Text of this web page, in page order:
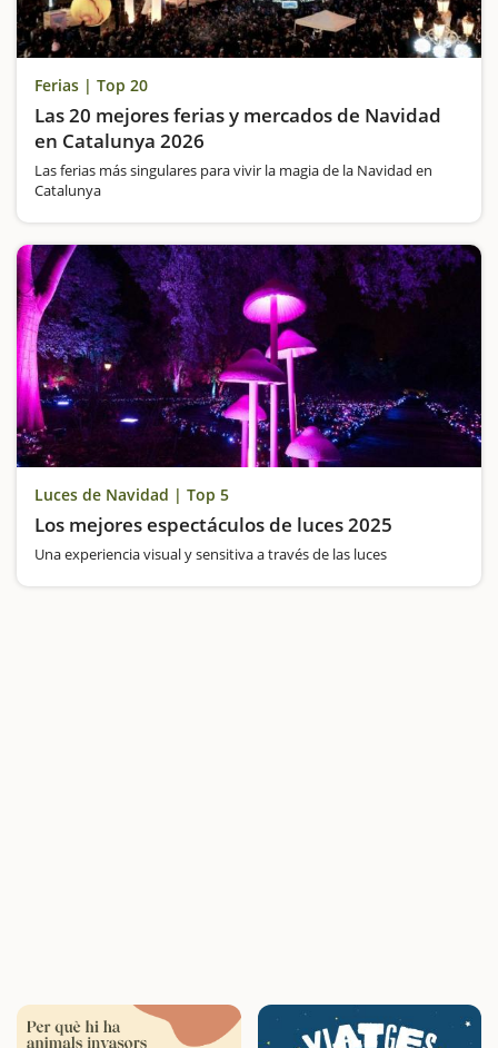
Ferias | Top 20
Las 20 mejores ferias y mercados de Navidad
en Catalunya 2026
Las ferias más singulares para vivir la magia de la Navidad en
Catalunya
Luces de Navidad | Top 5
Los mejores espectáculos de luces 2025
Una experiencia visual y sensitiva a través de las luces